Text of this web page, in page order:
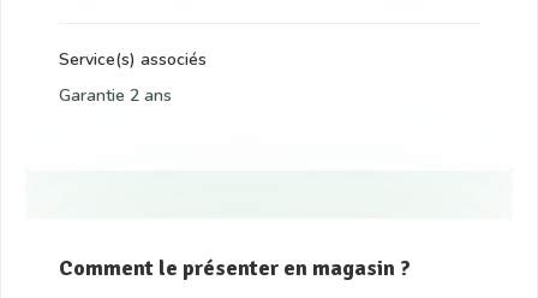
Service(s) associés
Garantie 2 ans
Comment le présenter en magasin ?